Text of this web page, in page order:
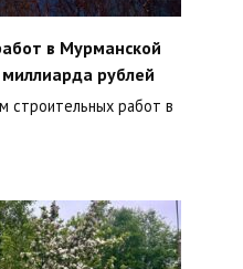
в Мурманской
рублей
строительных работ в